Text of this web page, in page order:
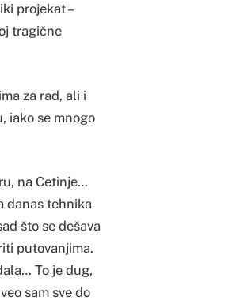
projekat –
tragične
za rad, ali i
iako se mnogo
na Cetinje…
danas tehnika
što se dešava
putovanjima.
To je dug,
sam sve do